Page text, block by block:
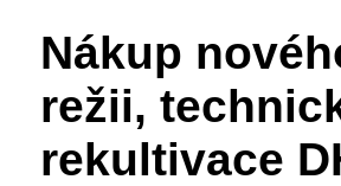
Nákup
režii,
rekultivace